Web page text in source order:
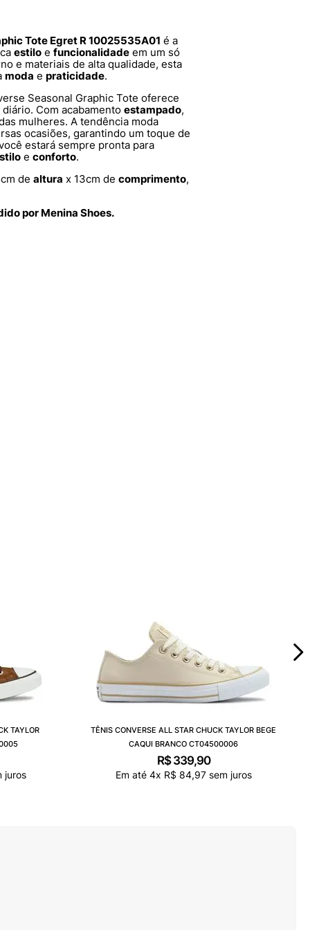
Tote Egret R 10025535A01 é a
estilo e funcionalidade em um só
e materiais de alta qualidade, esta
moda e praticidade.
Seasonal Graphic Tote oferece
Com acabamento estampado,
mulheres. A tendência moda
ocasiões, garantindo um toque de
estará sempre pronta para
e conforto.
de altura x 13cm de comprimento,
por Menina Shoes.
TAYLOR
juros
TÊNIS CONVERSE ALL STAR CHUCK TAYLOR BEGE
CAQUI BRANCO CT04500006
R$ 339,90
Em até 4x R$ 84,97sem juros